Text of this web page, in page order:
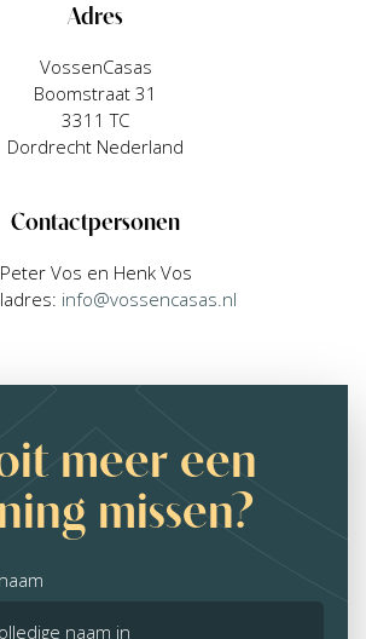
Adres
VossenCasas
Boomstraat 31
3311 TC
Dordrecht Nederland
Contactpersonen
Peter Vos en Henk Vos
info@vossencasas.nl
meer een
missen?